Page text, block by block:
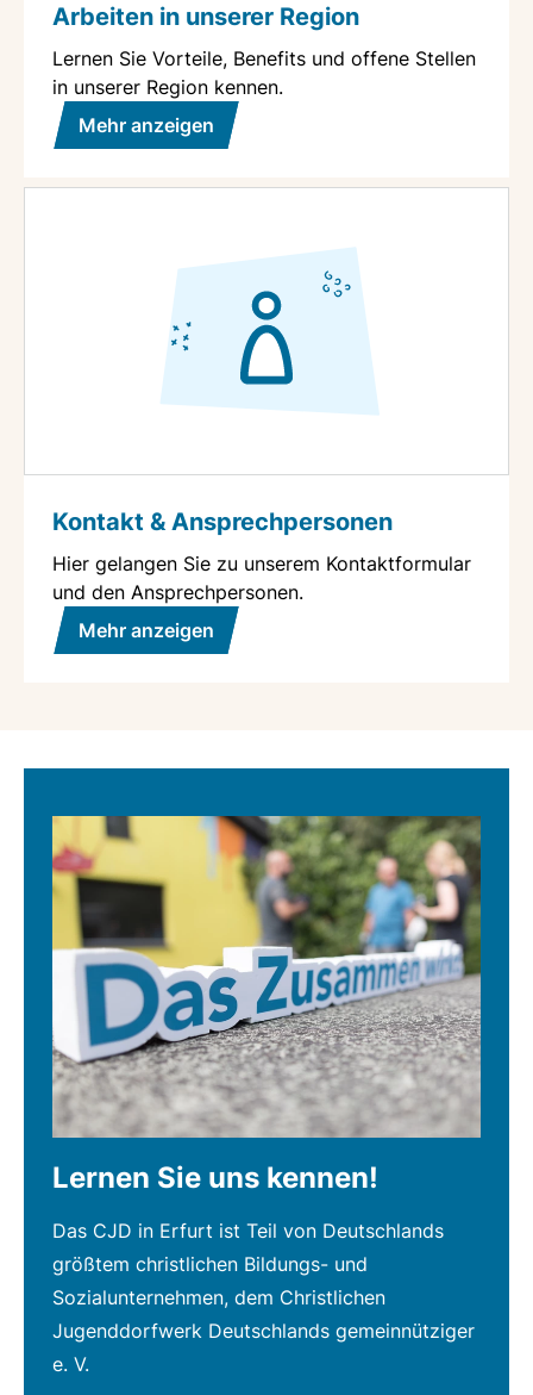
Arbeiten in unserer Region
Lernen Sie Vorteile, Benefits und offene Stellen
in unserer Region kennen.
Mehr anzeigen
Kontakt & Ansprechpersonen
Hier gelangen Sie zu unserem Kontaktformular
und den Ansprechpersonen.
Mehr anzeigen
Lernen Sie uns kennen!
Das CJD in Erfurt ist Teil von Deutschlands
größtem christlichen Bildungs- und
Sozialunternehmen, dem Christlichen
Jugenddorfwerk Deutschlands gemeinnütziger
e. V.